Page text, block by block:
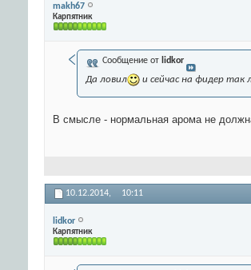
makh67
Карпятник
Сообщение от lidkor
Да ловил и сейчас на фидер так
В смысле - нормальная арома не
10.12.2014, 10:11
lidkor
Карпятник